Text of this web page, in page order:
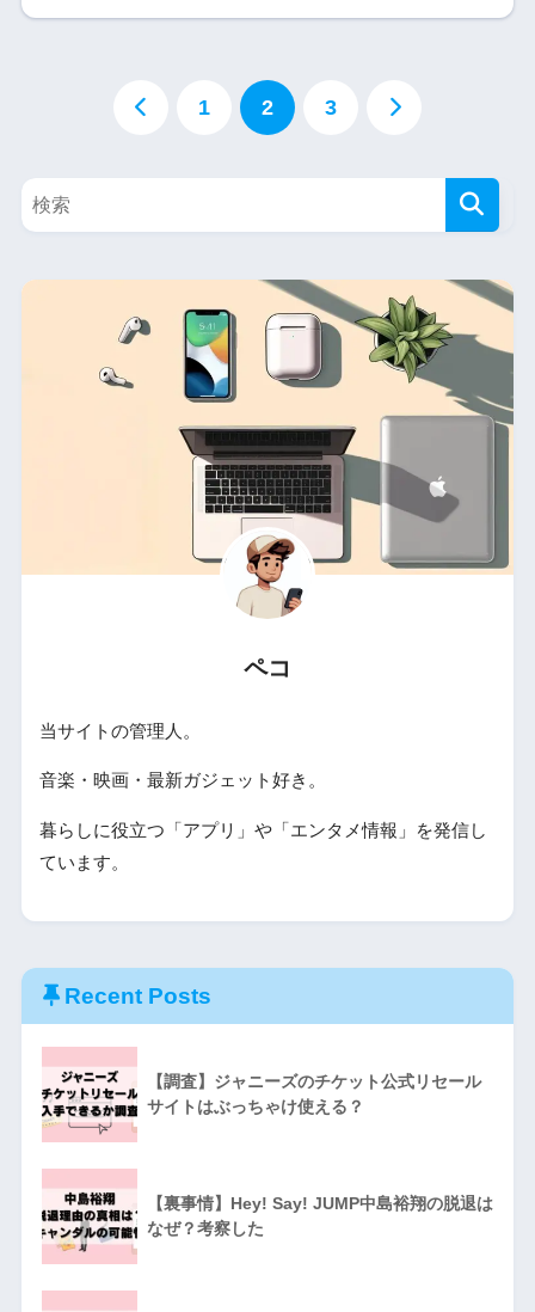
1 2 3
ペコ
当サイトの管理人。
音楽・映画・最新ガジェット好き。
暮らしに役立つ「アプリ」や「エンタメ情報」を発信し
ています。
Recent Posts
【調査】ジャニーズのチケット公式リセール
サイトはぶっちゃけ使える？
【裏事情】Hey! Say! JUMP中島裕翔の脱退は
なぜ？考察した